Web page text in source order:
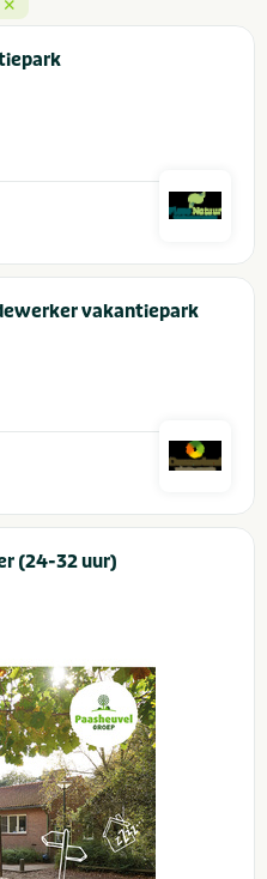
vakantiepark
(24-32 uur)